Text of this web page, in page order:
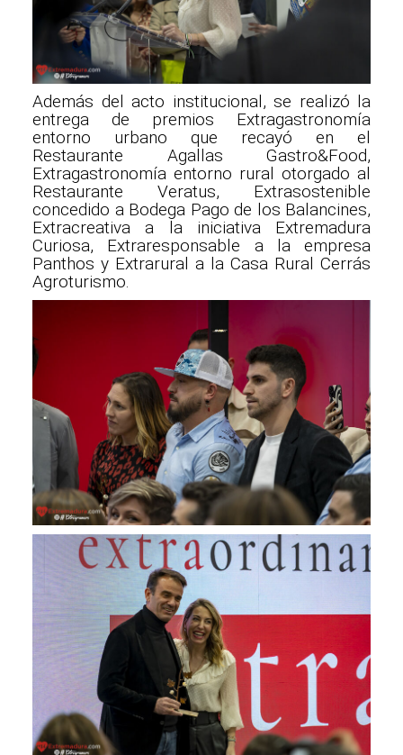
Además del acto institucional, se realizó la
entrega de premios Extragastronomía
entorno urbano que recayó en el
Restaurante Agallas Gastro&Food,
Extragastronomía entorno rural otorgado al
Restaurante Veratus, Extrasostenible
concedido a Bodega Pago de los Balancines,
Extracreativa a la iniciativa Extremadura
Curiosa, Extraresponsable a la empresa
Panthos y Extrarural a la Casa Rural Cerrás
Agroturismo.